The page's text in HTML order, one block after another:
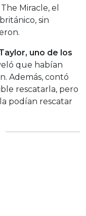
Miracle, el
sin
uno de los
que habían
Además, contó
rescatarla, pero
podían rescatar